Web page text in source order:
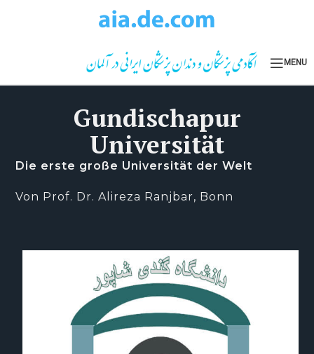
MENU
Gundischapur
Universität
Die erste große Universität der Welt
Von Prof. Dr. Alireza Ranjbar, Bonn